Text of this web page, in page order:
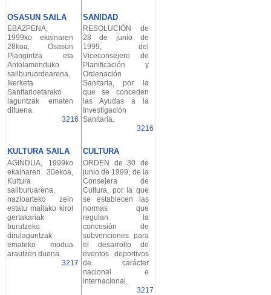
OSASUN SAILA SANIDAD
EBAZPENA,
1999ko ekainaren
28koa, Osasun
Plangintza eta
Antolamenduko
sailburuordearena,
Ikerketa
Sanitarioetarako
laguntzak ematen
dituena.
3216
RESOLUCIÓN de
28 de junio de
1999, del
Viceconsejero de
Planificación y
Ordenación
Sanitaria, por la
que se conceden
las Ayudas a la
Investigación
Sanitaria.
3216
KULTURA SAILA CULTURA
AGINDUA, 1999ko
ekainaren 30ekoa,
Kultura
sailburuarena,
nazioarteko zein
estatu mailako kirol
gertakariak
burutzeko
dirulaguntzak
emateko modua
arautzen duena.
3217
ORDEN de 30 de
junio de 1999, de la
Consejera de
Cultura, por la que
se establecen las
normas que
regulan la
concesión de
subvenciones para
el desarrollo de
eventos deportivos
de carácter
nacional e
internacional.
3217